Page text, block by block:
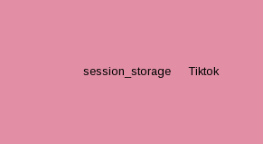
session_storage Tiktok